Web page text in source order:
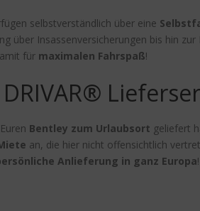
selbstverständlich über eine
über Insassenversicherungen bis hin
für maximalen Fahrspaß!
Bentley zum Urlaubsort geliefert
an, die hier nicht offensichtlich
Anlieferung in ganz Europa!